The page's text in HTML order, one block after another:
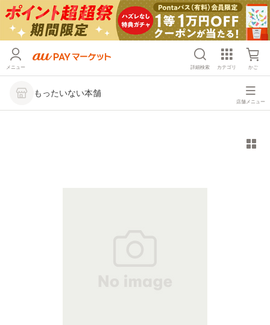
メニュー 詳細検索 カテゴリ かご
もったいない本舗
店舗メニュー